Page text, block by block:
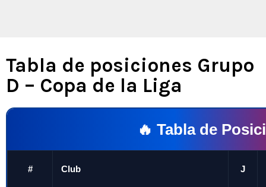
Tabla de posiciones Grupo
D – Copa de la Liga
🔥 Tabla de
# Club J